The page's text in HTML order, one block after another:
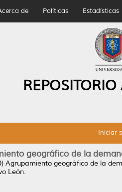
de Políticas Estadísticas
Iniciar
geográfico de la
Agrupamiento geográfico de la
León.